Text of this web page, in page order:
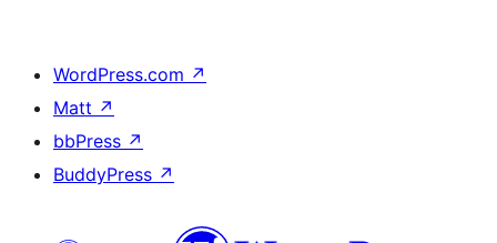
WordPress.com ↗
Matt ↗
bbPress ↗
BuddyPress ↗